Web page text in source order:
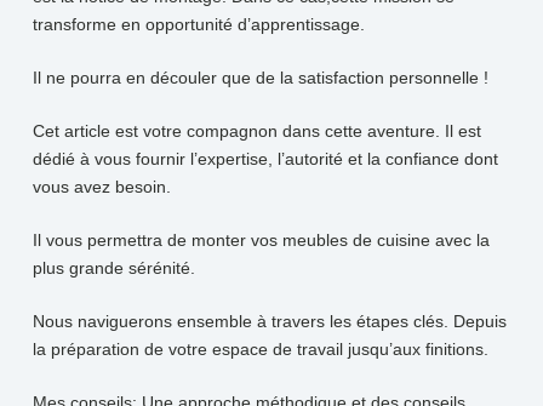
transforme en opportunité d’apprentissage.
Il ne pourra en découler que de la satisfaction personnelle !
Cet article est votre compagnon dans cette aventure. Il est
dédié à vous fournir l’expertise, l’autorité et la confiance dont
vous avez besoin.
Il vous permettra de monter vos meubles de cuisine avec la
plus grande sérénité.
Nous naviguerons ensemble à travers les étapes clés. Depuis
la préparation de votre espace de travail jusqu’aux finitions.
Mes conseils: Une approche méthodique et des conseils